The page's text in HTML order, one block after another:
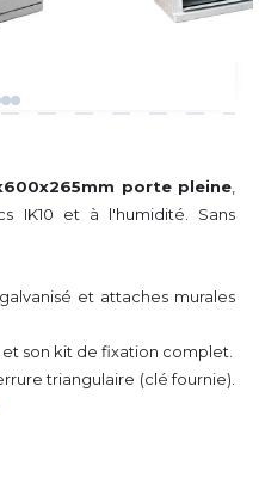
porte pleine
IK10 et à l'humidité. Sans
et attaches murales
son kit de fixation complet.
triangulaire (clé fournie).